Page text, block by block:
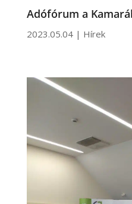
Adófórum a
2023.05.04| Hírek